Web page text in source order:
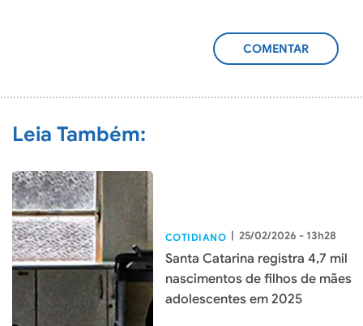
ADICIONAR
Leia Também:
COTIDIANO | 25/02/2026 - 13h28
Santa Catarina registra 4,7 mil
nascimentos de filhos de mães
adolescentes em 2025